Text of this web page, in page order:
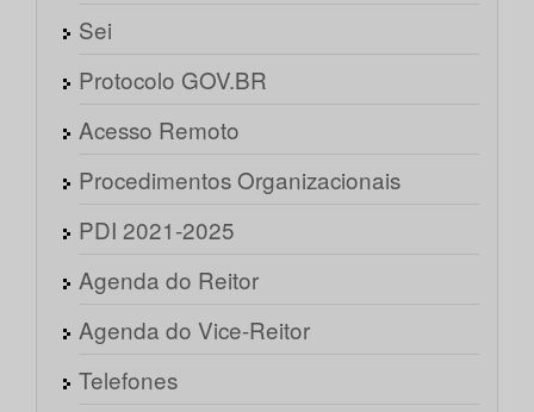
Sei
Protocolo GOV.BR
Acesso Remoto
Procedimentos Organizacionais
PDI 2021-2025
Agenda do Reitor
Agenda do Vice-Reitor
Telefones